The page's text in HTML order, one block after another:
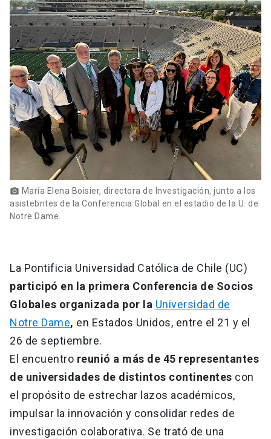
Padres y familia
Vecinos
Medios Biblioteca launch
Donaciones launch
photo_camera María Elena Boisier, directora de Investigación, junto a los
asistebntes de la Conferencia Global en el estadio de la U. de
Notre Dame.
La Pontificia Universidad Católica de Chile (UC)
participó en la primera Conferencia de Socios
Globales organizada por la Universidad de
Notre Dame, en Estados Unidos, entre el 21 y el
26 de septiembre.
El encuentro reunió a más de 45 representantes
de universidades de distintos continentes con
el propósito de estrechar lazos académicos,
impulsar la innovación y consolidar redes de
investigación colaborativa. Se trató de una